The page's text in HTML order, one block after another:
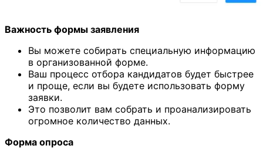
Важность формы заявления
Вы можете собирать специальную информацию
в организованной форме.
Ваш процесс отбора кандидатов будет быстрее
и проще, если вы будете использовать форму
заявки.
Это позволит вам собрать и проанализировать
огромное количество данных.
Форма опроса